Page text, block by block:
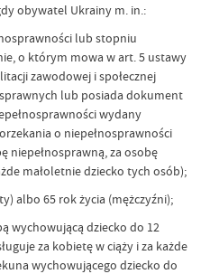
obywatel Ukrainy m. in.:
lub stopniu
o którym mowa w art. 5 ustawy
zawodowej i społecznej
lub posiada dokument
wydany
o niepełnosprawności
niepełnosprawną, za osobę
małoletnie dziecko tych osób);
albo 65 rok życia (mężczyźni);
dziecko do 12
za kobietę w ciąży i za każde
wychowującego dziecko do